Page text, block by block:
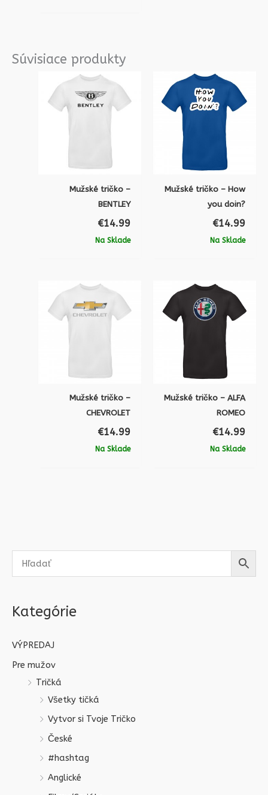
Kategórie
VÝPREDAJ
Pre mužov
Tričká
Všetky tičká
Vytvor si Tvoje Tričko
České
#hashtag
Anglické
Súvisiace produkty
Mužské tričko –
BENTLEY
€14.99
Na Sklade
Mužské tričko – How
you doin?
€14.99
Na Sklade
Mužské tričko –
CHEVROLET
€14.99
Na Sklade
Mužské tričko – ALFA
ROMEO
€14.99
Na Sklade